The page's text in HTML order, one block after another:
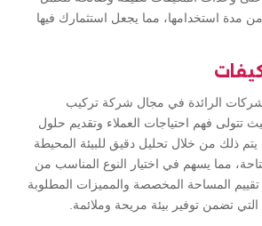
مدة استخدامها، مما يجعل استثمارك فيها
الرائدة في مجال شركة تركيب
تتولى فهم احتياجات العملاء وتقديم حلول
يتم ذلك من خلال تحليل دقيق للبيئة المحيطة
مما يسهم في اختيار النوع المناسب من
تقييم المساحة المخصصة والمميزات المطلوبة
تضمن توفير بيئة مريحة وملائمة.